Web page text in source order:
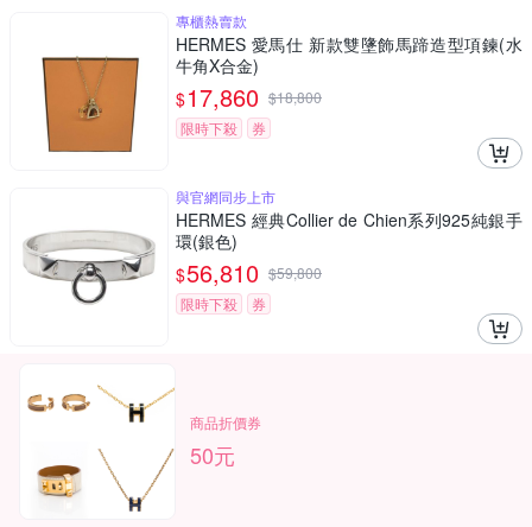
專櫃熱賣款
HERMES 愛馬仕 新款雙墬飾馬蹄造型項鍊(水
牛角X合金)
$17,860 $18,800
限時下殺
券
與官網同步上市
HERMES 經典Collier de Chien系列925純銀手
環(銀色)
$56,810 $59,800
限時下殺
券
商品折價券
50元